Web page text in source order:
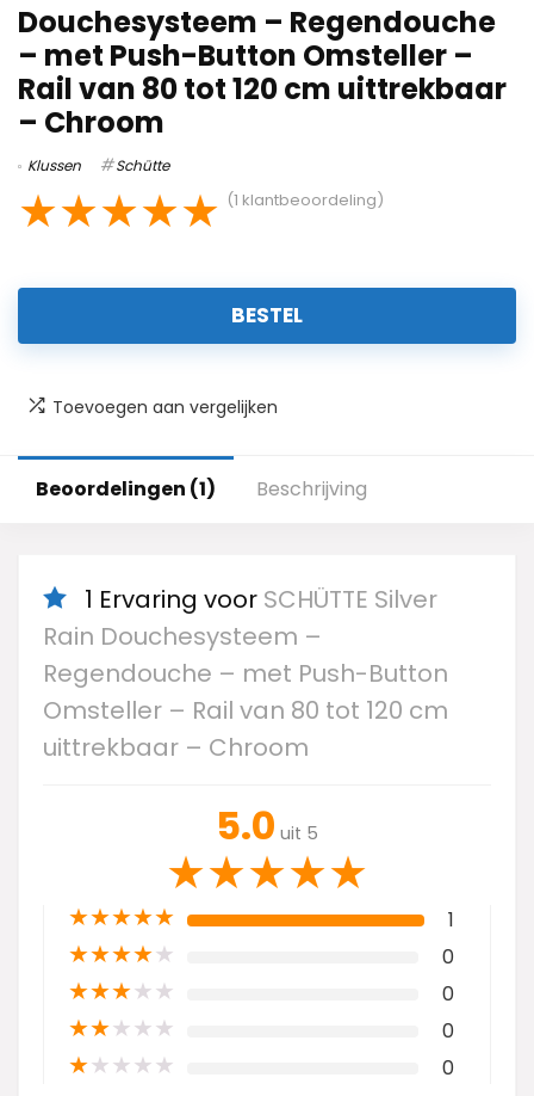
Douchesysteem – Regendouche
– met Push-Button Omsteller –
Rail van 80 tot 120 cm uittrekbaar
– Chroom
Klussen Schütte
★★★★★ (1 klantbeoordeling)
BESTEL
Toevoegen aan vergelijken
Beoordelingen (1) Beschrijving
1 Ervaring voor SCHÜTTE Silver
Rain Douchesysteem –
Regendouche – met Push-Button
Omsteller – Rail van 80 tot 120 cm
uittrekbaar – Chroom
5.0 uit 5
★★★★★
★★★★★ 1
★★★★★ 0
★★★★★ 0
★★★★★ 0
★★★★★ 0